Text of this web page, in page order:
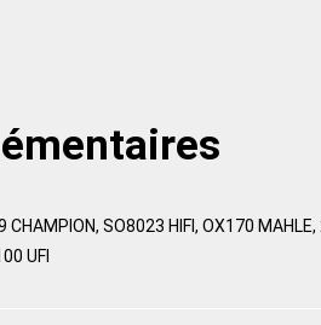
CHAMPION, SO8023 HIFI, OX170
UFI